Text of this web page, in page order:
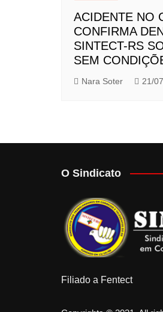
ACIDENTE NO
CONFIRMA
SINTECT-RS
SEM
Nara Soter 21/
O Sindicato
Filiado a Fentect